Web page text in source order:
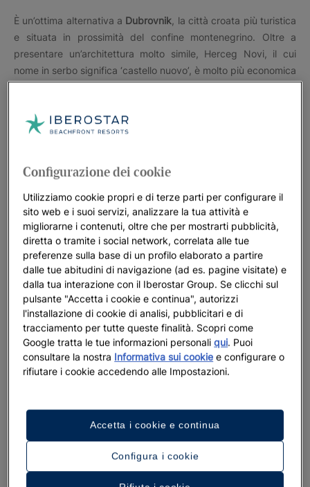
È un’ottima alternativa a Dubrovnik , la città croata più turistica
e situata in prossimità del confine montenegrino. Oltre a
presentare un’architettura molto simile, Herceg Novi, il cui
nome in serbo significa ‘castello nuovo’, è molto più economica
e meno massificata. E, in ogni caso,le due città si trovano ad
da Herceg Novi è molto semplice.
consolidata negli ultimi anni come meta turistica preferita. Una
tendenza che trova conferma anche in ambito immobiliare,
visto che sono sempre di più gli stranieri che decidono di
acquistare una proprietà sulla costa adriatica.
Nonostante la crescente popolarità, Herceg Novi è riuscita a
mantenere intatto il placido stile di vita dei montenegrini
persone gentili e ospitali che renderanno il vostro soggiorno
un’esperienza unica.
Configurazione dei cookie
Utilizziamo cookie propri e di terze parti per configurare il
sito web e i suoi servizi, analizzare la tua attività e
migliorarne i contenuti, oltre che per mostrarti pubblicità,
diretta o tramite i social network, correlata alle tue
preferenze sulla base di un profilo elaborato a partire
dalle tue abitudini di navigazione (ad es. pagine visitate) e
dalla tua interazione con il Iberostar Group. Se clicchi sul
pulsante "Accetta i cookie e continua", autorizzi
l'installazione di cookie di analisi, pubblicitari e di
tracciamento per tutte queste finalità. Scopri come
Google tratta le tue informazioni personaliqui. Puoi
consultare la nostra Informativa sui cookie e configurare o
rifiutare i cookie accedendo alle Impostazioni.
Configura i cookie
Accetta i cookie e continua